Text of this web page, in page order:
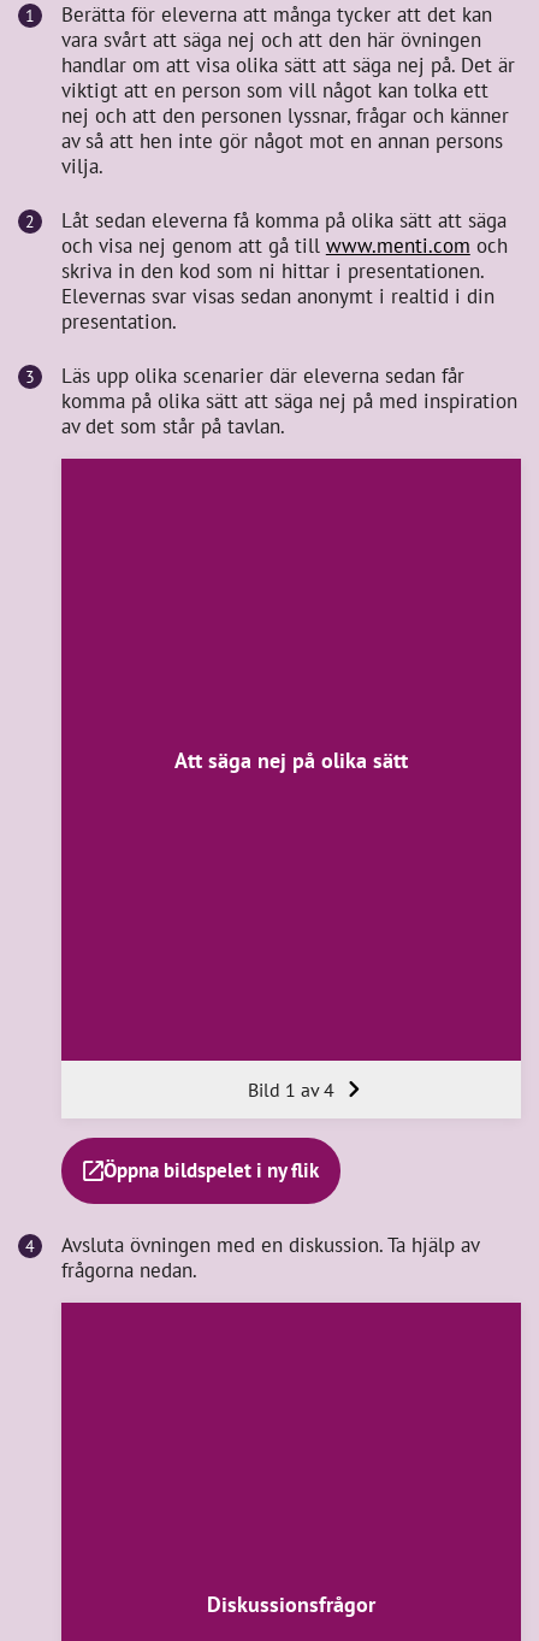
Berätta för eleverna att många tycker att det kan
vara svårt att säga nej och att den här övningen
handlar om att visa olika sätt att säga nej på. Det är
viktigt att en person som vill något kan tolka ett
nej och att den personen lyssnar, frågar och känner
av så att hen inte gör något mot en annan persons
vilja.
Låt sedan eleverna få komma på olika sätt att säga
och visa nej genom att gå till www.menti.com och
skriva in den kod som ni hittar i presentationen.
Elevernas svar visas sedan anonymt i realtid i din
presentation.
Läs upp olika scenarier där eleverna sedan får
komma på olika sätt att säga nej på med inspiration
av det som står på tavlan.
Att säga nej på olika sätt
Bild 1 av 4
Öppna bildspelet i ny flik
Avsluta övningen med en diskussion. Ta hjälp av
frågorna nedan.
Diskussionsfrågor